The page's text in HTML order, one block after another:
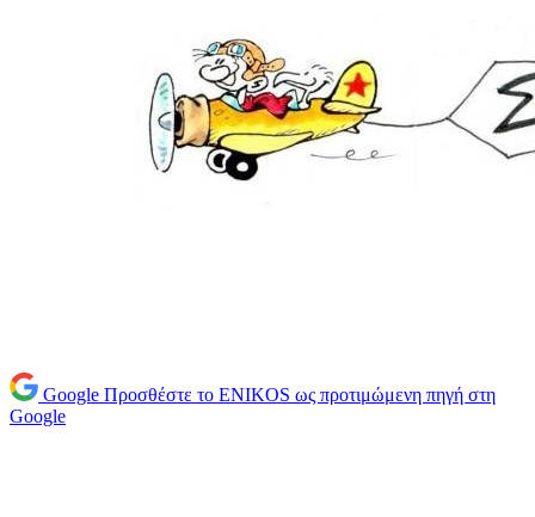
Google Προσθέστε το ENIKOS ως προτιμώμενη πηγή στη
Google